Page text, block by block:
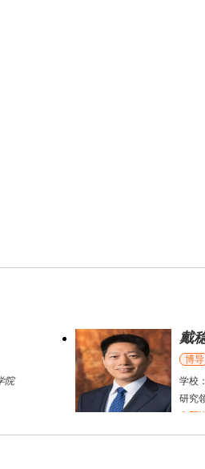
融学院
、人民币国际化